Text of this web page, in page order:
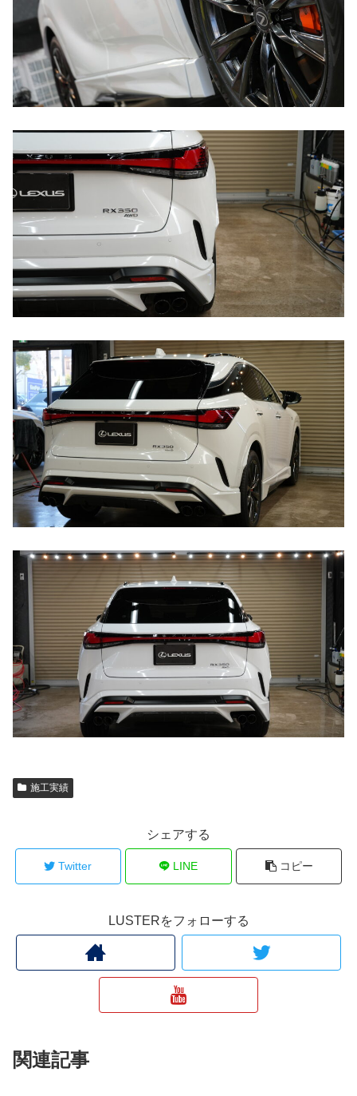
施工実績
シェアする
Twitter LINE コピー
LUSTERをフォローする
関連記事